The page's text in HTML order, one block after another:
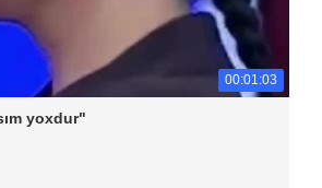
00:01:03
yoxdur"